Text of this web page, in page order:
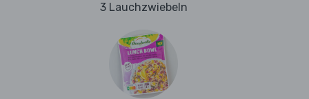
3 Lauchzwiebeln